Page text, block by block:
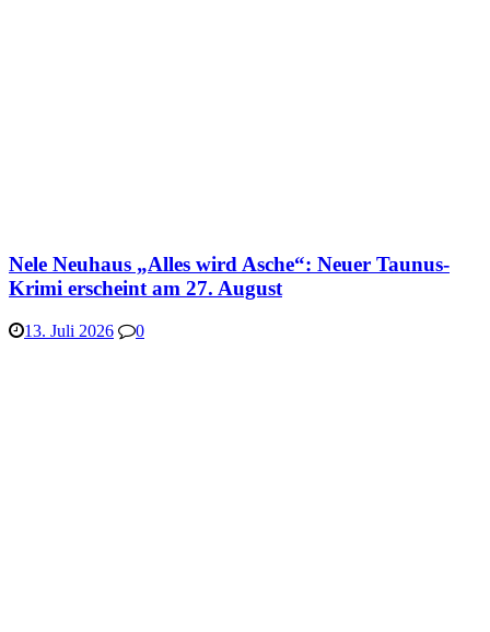
Nele Neuhaus „Alles wird Asche“: Neuer Taunus-
Krimi erscheint am 27. August
13. Juli 2026 0